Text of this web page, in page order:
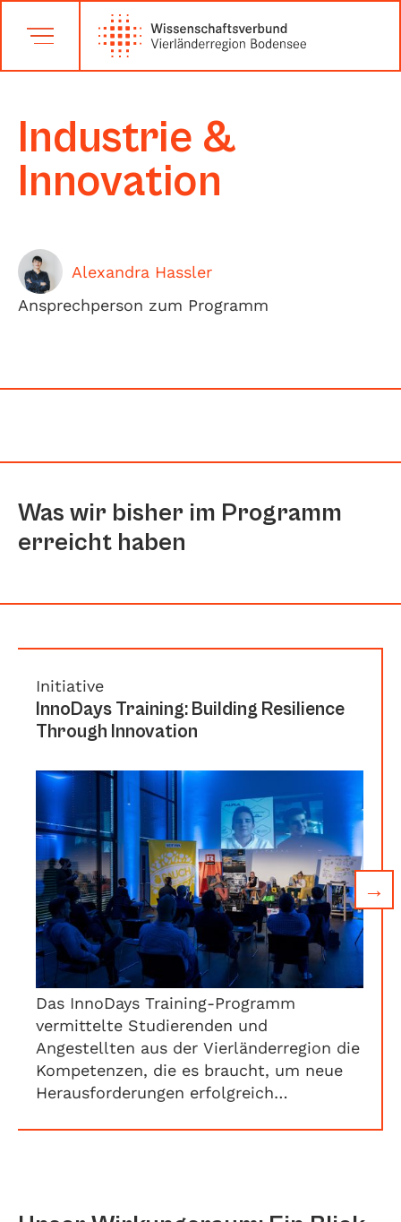
Industrie &
Innovation
Alexandra Hassler
Ansprechperson zum Programm
Was wir bisher im Programm
erreicht haben
Initiative
InnoDays Training: Building Resilience
Through Innovation
Das InnoDays Training-Programm
vermittelte Studierenden und
Angestellten aus der Vierländerregion die
Kompetenzen, die es braucht, um neue
Herausforderungen erfolgreich
→